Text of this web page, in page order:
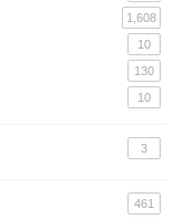
1,608
10
130
10
3
461